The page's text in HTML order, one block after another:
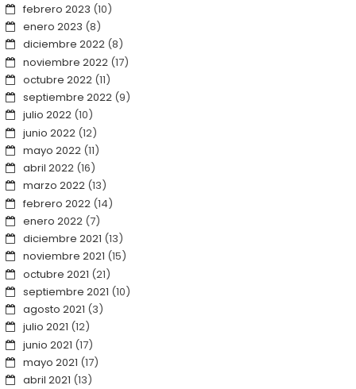
febrero 2023 (10)
enero 2023 (8)
diciembre 2022(8)
noviembre 2022(17)
octubre 2022(11)
septiembre 2022(9)
julio 2022(10)
junio 2022(12)
mayo 2022(11)
abril 2022(16)
marzo 2022(13)
febrero 2022(14)
enero 2022(7)
diciembre 2021 (13)
noviembre 2021 (15)
octubre 2021 (21)
septiembre 2021 (10)
agosto 2021 (3)
julio 2021 (12)
junio 2021 (17)
mayo 2021 (17)
abril 2021 (13)